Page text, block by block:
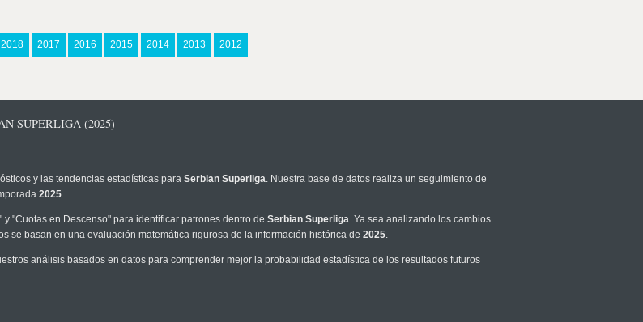
2018 2017 2016 2015 2014 2013 2012
SUPERLIGA (2025)
y las tendencias estadísticas para Serbian Superliga. Nuestra base de datos realiza un seguimiento de
2025.
y "Cuotas en Descenso" para identificar patrones dentro de Serbian Superliga. Ya sea analizando los cambios
se basan en una evaluación matemática rigurosa de la información histórica de 2025.
análisis basados en datos para comprender mejor la probabilidad estadística de los resultados futuros